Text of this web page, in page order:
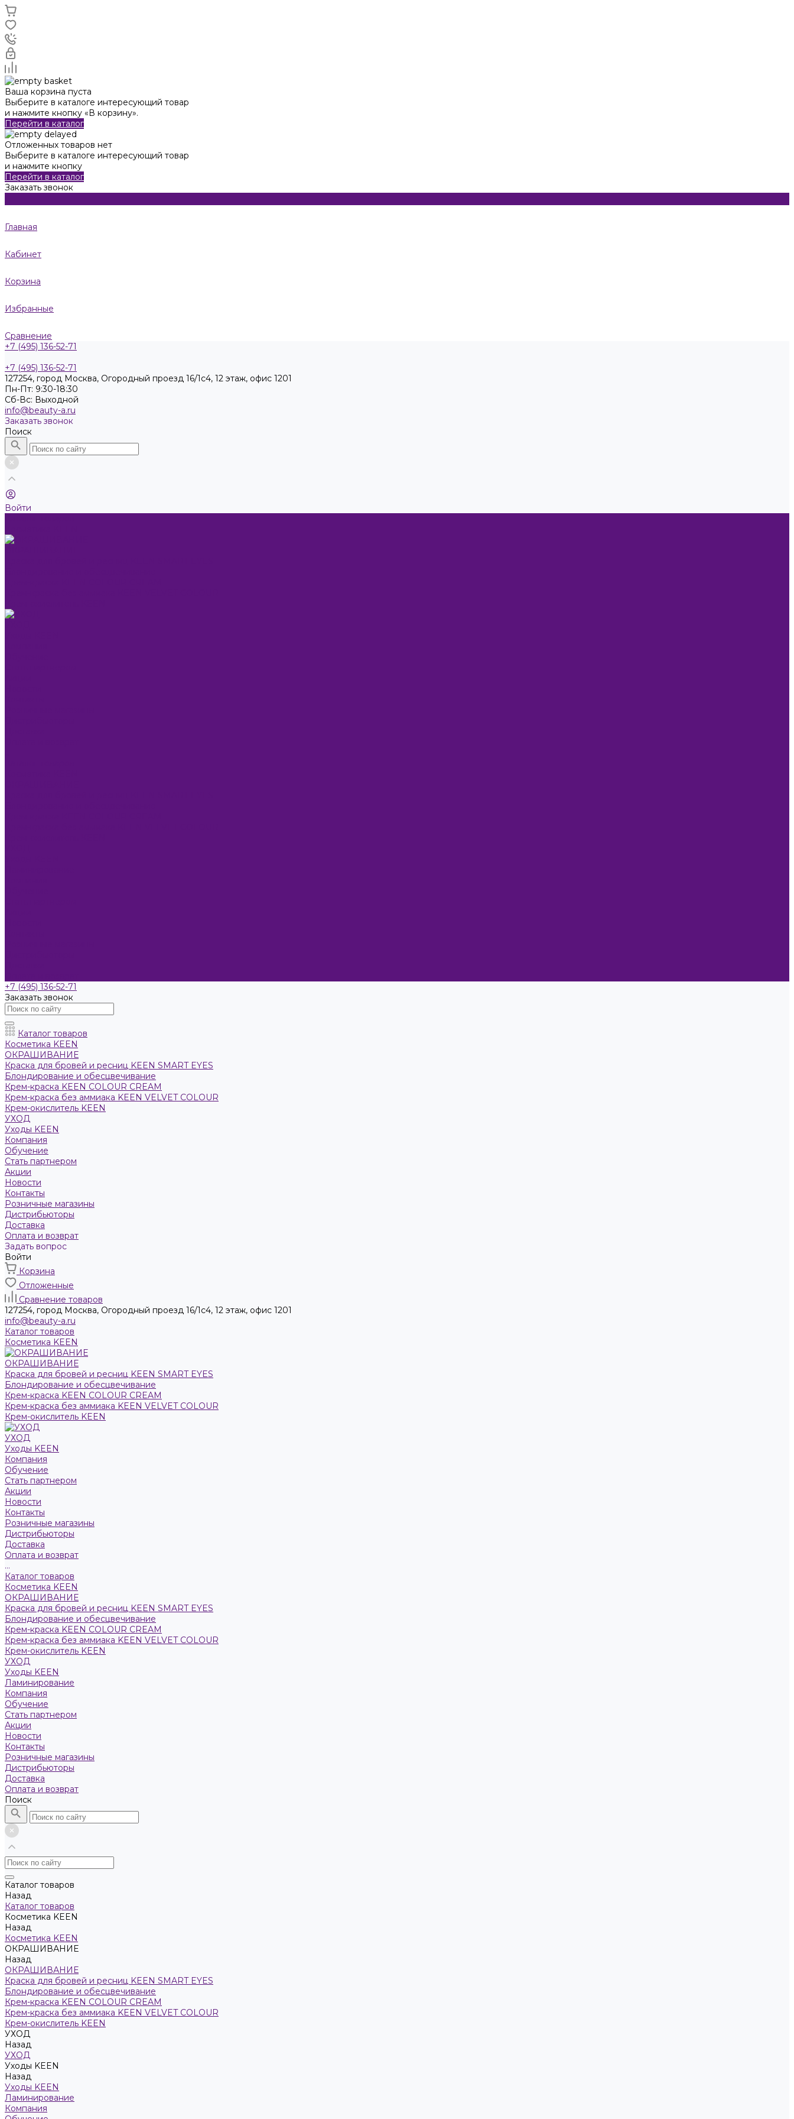
Ваша корзина пуста
Выберите в каталоге интересующий товар
и нажмите кнопку «В корзину».
Перейти в каталог
Отложенных товаров нет
Выберите в каталоге интересующий товар
и нажмите кнопку
Перейти в каталог
Заказать звонок
Главная
Кабинет
Корзина
Избранные
Сравнение
+7 (495) 136-52-71
+7 (495) 136-52-71
127254, город Москва, Огородный проезд 16/1с4, 12 этаж, офис 1201
Пн-Пт: 9:30-18:30
Cб-Вс: Выходной
info@beauty-a.ru
Заказать звонок
Поиск
Войти
+7 (495) 136-52-71
Заказать звонок
Каталог товаров
Косметика KEEN
ОКРАШИВАНИЕ
Краска для бровей и ресниц KEEN SMART EYES
Блондирование и обесцвечивание
Крем-краска KEEN COLOUR CREAM
Крем-краска без аммиака KEEN VELVET COLOUR
Крем-окислитель KEEN
УХОД
Уходы KEEN
Компания
Обучение
Стать партнером
Акции
Новости
Контакты
Розничные магазины
Дистрибьюторы
Доставка
Оплата и возврат
Задать вопрос
Войти
Корзина
Отложенные
Сравнение товаров
127254, город Москва, Огородный проезд 16/1с4, 12 этаж, офис 1201
info@beauty-a.ru
Каталог товаров
Косметика KEEN
ОКРАШИВАНИЕ
Краска для бровей и ресниц KEEN SMART EYES
Блондирование и обесцвечивание
Крем-краска KEEN COLOUR CREAM
Крем-краска без аммиака KEEN VELVET COLOUR
Крем-окислитель KEEN
УХОД
Уходы KEEN
Компания
Обучение
Стать партнером
Акции
Новости
Контакты
Розничные магазины
Дистрибьюторы
Доставка
Оплата и возврат
...
Каталог товаров
Косметика KEEN
ОКРАШИВАНИЕ
Краска для бровей и ресниц KEEN SMART EYES
Блондирование и обесцвечивание
Крем-краска KEEN COLOUR CREAM
Крем-краска без аммиака KEEN VELVET COLOUR
Крем-окислитель KEEN
УХОД
Уходы KEEN
Ламинирование
Компания
Обучение
Стать партнером
Акции
Новости
Контакты
Розничные магазины
Дистрибьюторы
Доставка
Оплата и возврат
Поиск
Каталог товаров
Назад
Каталог товаров
Косметика KEEN
Назад
Косметика KEEN
ОКРАШИВАНИЕ
Назад
ОКРАШИВАНИЕ
Краска для бровей и ресниц KEEN SMART EYES
Блондирование и обесцвечивание
Крем-краска KEEN COLOUR CREAM
Крем-краска без аммиака KEEN VELVET COLOUR
Крем-окислитель KEEN
УХОД
Назад
УХОД
Уходы KEEN
Назад
Уходы KEEN
Ламинирование
Компания